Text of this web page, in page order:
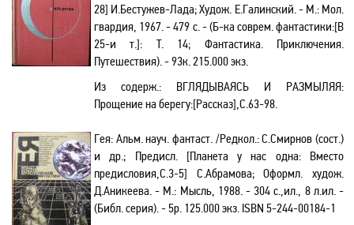
28] И.Бестужев-Лада; Худож. Е.Галинский. - М.: Мол.
гвардия, 1967. - 479 с. - (Б-ка соврем. фантастики:[В
25-и т.]: Т. 14; Фантастика. Приключения.
Путешествия). - 93к. 215.000 экз.
Из содерж.: ВГЛЯДЫВАЯСЬ И РАЗМЫЛЯЯ:
Прощение на берегу:[Рассказ],С.63-98.
Гея: Альм. науч. фантаст. /Редкол.: С.Смирнов (сост.)
и др.; Предисл. [Планета у нас одна:Вместо
предисловия,С.3-5] С.Абрамова; Оформл. худож.
Д.Аникеева. - М.: Мысль, 1988. - 304 с.,ил., 8 л.ил. -
(Библ. серия). - 5р. 125.000 экз. ISBN 5-244-00184-1